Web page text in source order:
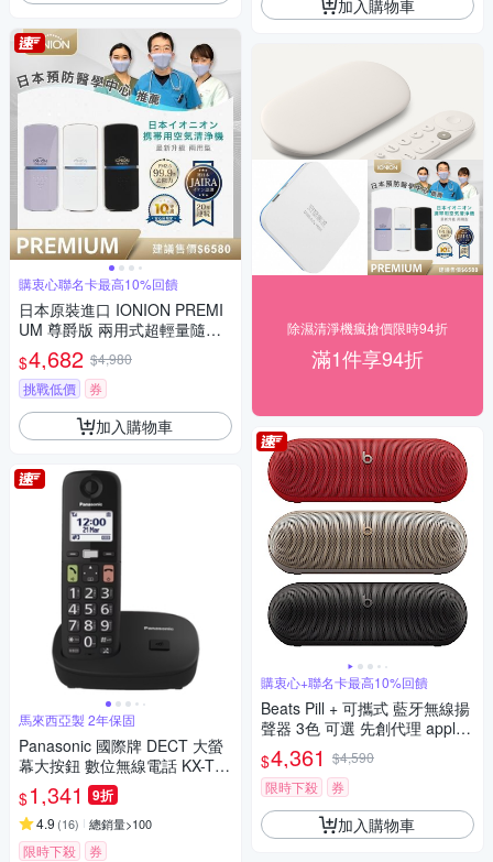
購衷心聯名卡最高10%回饋
日本原裝進口 IONION PREMI
UM 尊爵版 兩用式超輕量隨身
空氣清淨機 共三色
$4,682 $4,980
挑戰低價
券
加入購物車
馬來西亞製 2年保固
Panasonic 國際牌 DECT 大螢
幕大按鈕 數位無線電話 KX-TG
U110
$1,341 9折
4.9 (16) 總銷量>100
限時下殺 券
加入購物車
除濕清淨機瘋搶價限時94折
滿1件享94折
購衷心+聯名卡最高10%回饋
Beats Pill + 可攜式 藍牙無線揚
聲器 3色 可選 先創代理 apple
保固
$4,361 $4,590
限時下殺
券
加入購物車